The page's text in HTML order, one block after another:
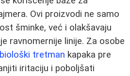
Ovi proizvodi ne samo
šminke, već i olakšavaju
ravnomernije linije. Za osobe
biološki tretman kapaka pre
iritaciju i poboljšati